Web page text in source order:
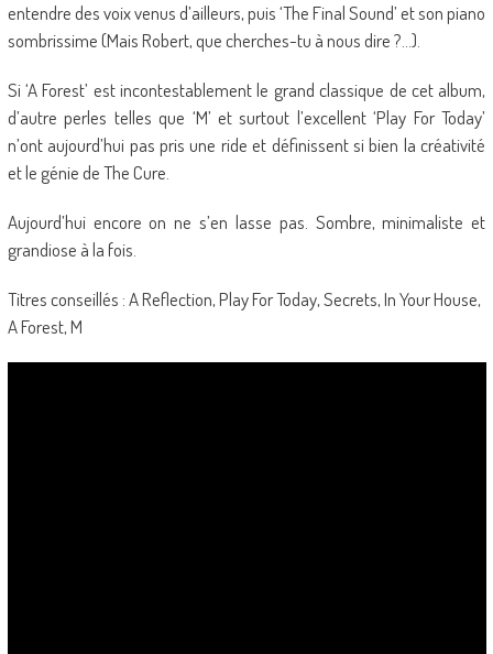
entendre des voix venus d’ailleurs, puis ‘The Final Sound’ et son piano
sombrissime (Mais Robert, que cherches-tu à nous dire ?…).
Si ‘A Forest’ est incontestablement le grand classique de cet album,
d’autre perles telles que ‘M’ et surtout l’excellent ‘Play For Today’
n’ont aujourd’hui pas pris une ride et définissent si bien la créativité
et le génie de The Cure.
Aujourd’hui encore on ne s’en lasse pas. Sombre, minimaliste et
grandiose à la fois.
Titres conseillés : A Reflection, Play For Today, Secrets, In Your House,
A Forest, M